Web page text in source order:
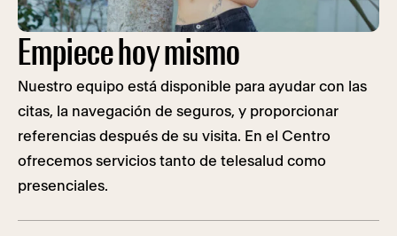
Empiece hoy mismo
Nuestro equipo está disponible para ayudar con las
citas, la navegación de seguros, y proporcionar
referencias después de su visita. En el Centro
ofrecemos servicios tanto de telesalud como
presenciales.